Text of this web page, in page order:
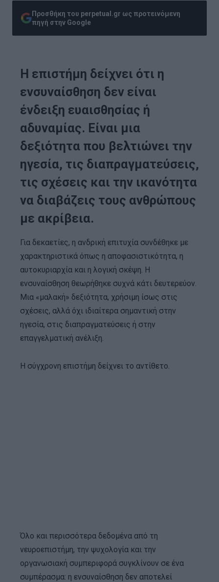
Προσθήκη του perpetual.gr ως προτεινόμενη
πηγή στην Google
Η επιστήμη δείχνει ότι η
ενσυναίσθηση δεν είναι
ένδειξη ευαισθησίας ή
αδυναμίας. Είναι μια
δεξιότητα που βελτιώνει την
ηγεσία, τις διαπραγματεύσεις,
τις σχέσεις και την ικανότητα
να διαβάζεις τους ανθρώπους
με ακρίβεια.
Για δεκαετίες, η ανδρική επιτυχία συνδέθηκε με
χαρακτηριστικά όπως η αποφασιστικότητα, η
αυτοκυριαρχία και η λογική σκέψη. Η
ενσυναίσθηση θεωρήθηκε συχνά κάτι δευτερεύον.
Mια «μαλακή» δεξιότητα, χρήσιμη ίσως στις
σχέσεις, αλλά όχι ιδιαίτερα σημαντική στην
ηγεσία, στις διαπραγματεύσεις ή στην
επαγγελματική ανέλιξη.
Η σύγχρονη επιστήμη δείχνει το αντίθετο.
Όλο και περισσότερα δεδομένα από τη
νευροεπιστήμη, την ψυχολογία και την
οργανωσιακή συμπεριφορά συγκλίνουν σε ένα
συμπέρασμα: η ενσυναίσθηση δεν αποτελεί